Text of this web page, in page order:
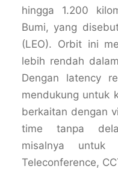
hingga 1.200
Bumi, yang
(LEO). Orbit ini
lebih rendah
Dengan latency
mendukung untuk
berkaitan dengan
time tanpa
misalnya untuk
Teleconference,